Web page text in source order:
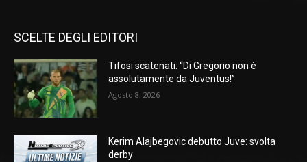
SCELTE DEGLI EDITORI
Tifosi scatenati: “Di Gregorio non è
assolutamente da Juventus!”
Agosto 8, 2026
Kerim Alajbegovic debutto Juve: svolta
derby